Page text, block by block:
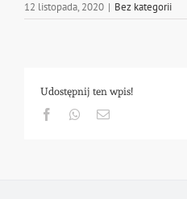
12 listopada, 2020 | Bez kategorii
Udostępnij ten wpis!
FacebookWhatsapp
Email